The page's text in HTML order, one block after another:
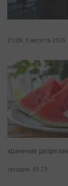
21:09, 9 августа 2026
хранение
сегодня, 01:23